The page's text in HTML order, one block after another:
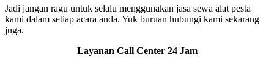
Jadi jangan ragu untuk selalu menggunakan jasa sewa alat pesta
kami dalam setiap acara anda. Yuk buruan hubungi kami sekarang
juga.
Layanan Call Center 24 Jam